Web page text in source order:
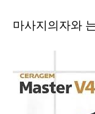
마사지의자와